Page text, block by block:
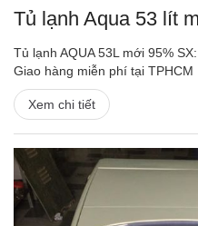
Tủ lạnh Aqua 53 lít
Tủ lạnh AQUA 53L mới 95%
Giao hàng miễn phí tại TPHCM
Xem chi tiết